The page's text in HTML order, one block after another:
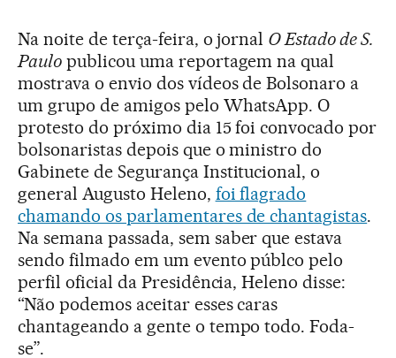
Na noite de terça-feira, o jornal O Estado de S.
Paulopublicou uma reportagem na qual
mostrava o envio dos vídeos de Bolsonaro a
um grupo de amigos pelo WhatsApp. O
protesto do próximo dia 15 foi convocado por
bolsonaristas depois que o ministro do
Gabinete de Segurança Institucional, o
general Augusto Heleno, foi flagrado
chamando os parlamentares de chantagistas.
Na semana passada, sem saber que estava
sendo filmado em um evento públco pelo
perfil oficial da Presidência, Heleno disse:
“Não podemos aceitar esses caras
chantageando a gente o tempo todo. Foda-
se”.